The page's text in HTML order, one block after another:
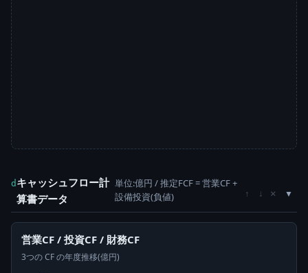
d キャッシュフロー計
算書データ
単位:億円 / 推定FCF = 営業CF +
設備投資(負値)
↑ ↓ ×
営業CF / 投資CF / 財務CF
3つの CF の年度推移(億円)